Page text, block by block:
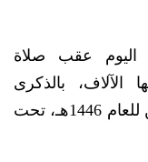
اليوم عقب صلاة
بالذكرى
السنوية للصرخة في وجه المستكبرين للعام 1446هـ، تحت